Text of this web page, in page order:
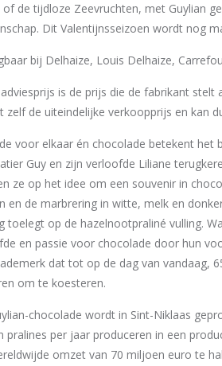
of de tijdloze Zeevruchten, met Guylian
Dit Valentijnsseizoen wordt nog
bij Delhaize, Louis Delhaize,
is de prijs die de fabrikant
zelf de uiteindelijke verkoopprijs en kan
voor elkaar én chocolade betekent het
Guy en zijn verloofde Liliane
ze op het idee om een souvenir in
en de marbrering in witte, melk en
toelegt op de hazelnootpraliné vulling.
en passie voor chocolade door hun
dat tot op de dag van vandaag,
om te koesteren.
chocolade wordt in Sint-Niklaas
pralines per jaar produceren in een
omzet van 70 miljoen euro te